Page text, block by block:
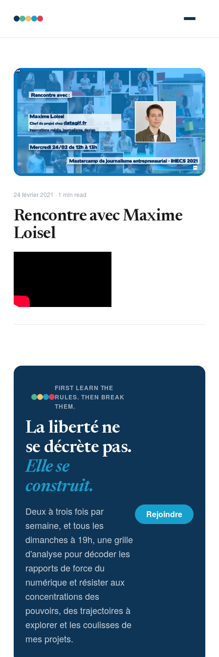
24 février 2021 · 1 min read
Rencontre avec Maxime
Loisel
FIRST LEARN THE
RULES. THEN BREAK
THEM.
La liberté ne
se décrète pas.
Elle se
construit.
Deux à trois fois par
semaine, et tous les
dimanches à 19h, une grille
d'analyse pour décoder les
rapports de force du
numérique et résister aux
concentrations des
pouvoirs, des trajectoires à
explorer et les coulisses de
mes projets.
Rejoindre